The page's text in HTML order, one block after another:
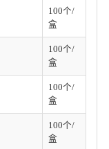
100个/
盒
100个/
盒
100个/
盒
100个/
盒